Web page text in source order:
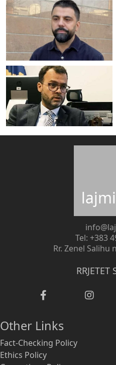
Tel: +383
Rr. Zenel Salihu
RRJETET
Other Links
Fact-Checking Policy
Ethics Policy